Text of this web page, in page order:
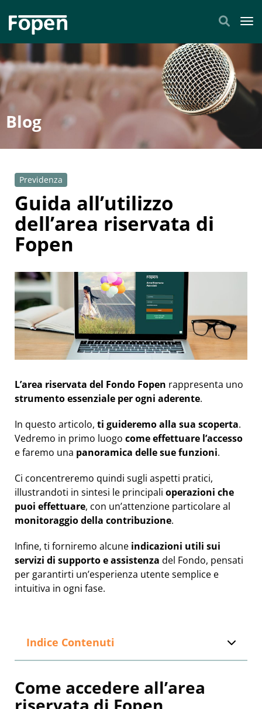
Blog
Previdenza
Guida all’utilizzo
dell’area riservata di
Fopen
L’area riservata del Fondo Fopen rappresenta uno
strumento essenziale per ogni aderente.
In questo articolo, ti guideremo alla sua scoperta.
Vedremo in primo luogo come effettuare l’accesso
e faremo una panoramica delle sue funzioni.
Ci concentreremo quindi sugli aspetti pratici,
illustrandoti in sintesi le principali operazioni che
puoi effettuare, con un’attenzione particolare al
monitoraggio della contribuzione.
Infine, ti forniremo alcune indicazioni utili sui
servizi di supporto e assistenza del Fondo, pensati
per garantirti un’esperienza utente semplice e
intuitiva in ogni fase.
Indice Contenuti
Come accedere all’area